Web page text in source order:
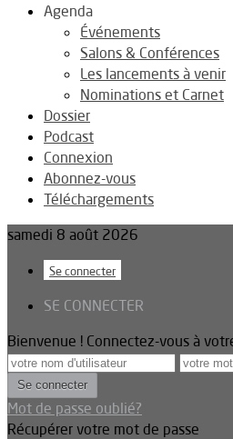
Agenda
Événements
Salons & Conférences
Les lancements à venir
Nominations et Carnet
Dossier
Podcast
Connexion
Abonnez-vous
Téléchargements
samedi 8 août 2026
Se connecter
SE CONNECTER
Bienvenue ! Connectez-vous à
Mot de passe oublié?
Récupérer votre mot de passe